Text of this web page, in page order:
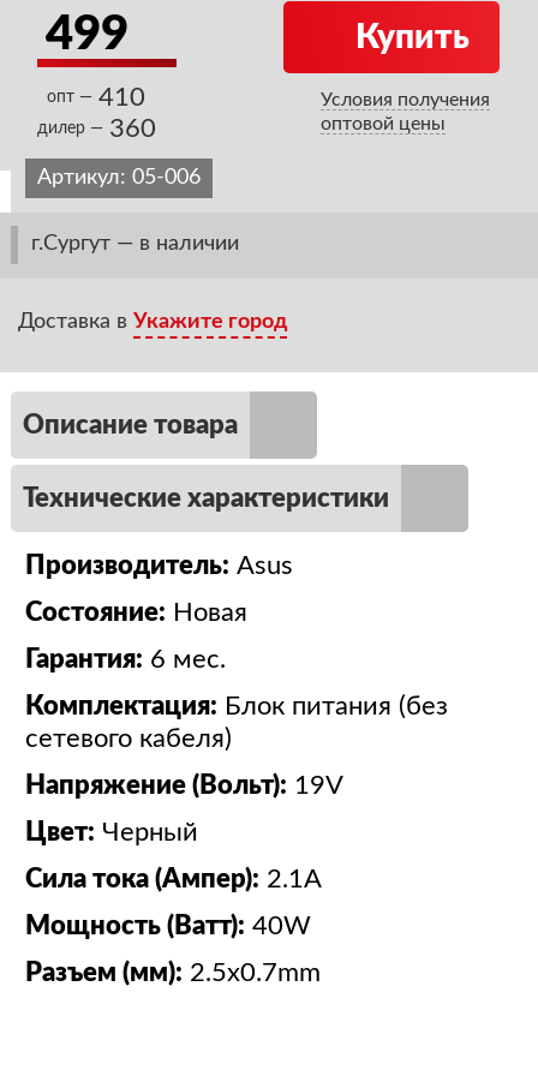
499
опт — 410
дилер — 360
Купить
Условия получения
оптовой цены
Артикул: 05-006
г.Сургут — в наличии
Доставка в Укажите город
Описание товара
Технические характеристики
Производитель: Asus
Состояние: Новая
Гарантия: 6 мес.
Комплектация: Блок питания (без
сетевого кабеля)
Напряжение (Вольт): 19V
Цвет: Черный
Сила тока (Ампер): 2.1A
Мощность (Ватт): 40W
Разъем (мм): 2.5x0.7mm